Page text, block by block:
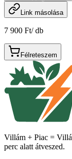
Link másolása
7 900 Ft/db
Félreteszem
Villám + Piac =
perc alatt átveszed.